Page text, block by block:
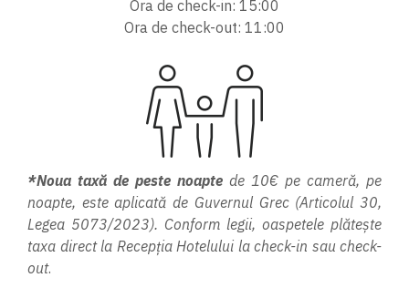
Ora de check-in: 15:00
Ora de check-out: 11:00
*Noua taxă de peste noapte de 10€ pe cameră, pe
noapte, este aplicată de Guvernul Grec (Articolul 30,
Legea 5073/2023). Conform legii, oaspetele plătește
taxa direct la Recepția Hotelului la check-in sau check-
out.